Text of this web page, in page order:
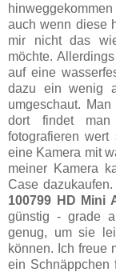
auch wenn diese
mir nicht das
möchte.
auf eine
dazu ein wenig
umgeschaut.
dort findet
fotografieren
eine Kamera mit
meiner Kamera
Case
100799 HD Mini
günstig - grade
genug, um sie
können. Ich freue
ein Schnäppchen